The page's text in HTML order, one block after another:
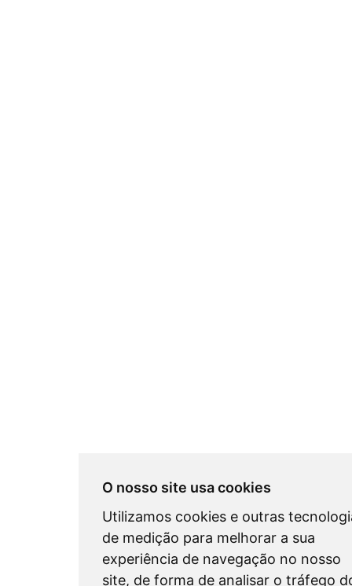
O nosso site usa cookies
Utilizamos cookies e outras
de medição para melhorar a sua
experiência de navegação no nosso
site, de forma de analisar o tráfego